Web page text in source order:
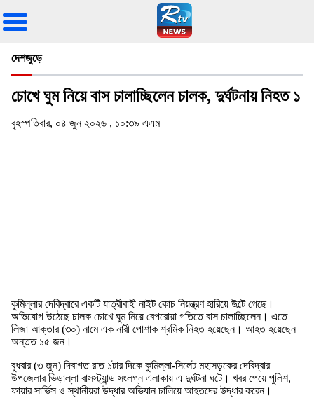
দেশজুড়ে
চোখে ঘুম নিয়ে বাস চালাচ্ছিলেন চালক, দুর্ঘটনায় নিহত ১
বৃহস্পতিবার, ০৪ জুন ২০২৬ , ১০:৩৯ এএম
কুমিল্লার দেবিদ্বারে একটি যাত্রীবাহী নাইট কোচ নিয়ন্ত্রণ হারিয়ে উল্টে গেছে।
অভিযোগ উঠেছে চালক চোখে ঘুম নিয়ে বেপরোয়া গতিতে বাস চালাচ্ছিলেন। এতে
লিজা আক্তার (৩০) নামে এক নারী পোশাক শ্রমিক নিহত হয়েছেন। আহত হয়েছেন
অন্তত ১৫ জন।
বুধবার (৩ জুন) দিবাগত রাত ১টার দিকে কুমিল্লা-সিলেট মহাসড়কের দেবিদ্বার
উপজেলার ভিড়াল্লা বাসস্ট্যান্ড সংলগ্ন এলাকায় এ দুর্ঘটনা ঘটে। খবর পেয়ে পুলিশ,
ফায়ার সার্ভিস ও স্থানীয়রা উদ্ধার অভিযান চালিয়ে আহতদের উদ্ধার করেন।